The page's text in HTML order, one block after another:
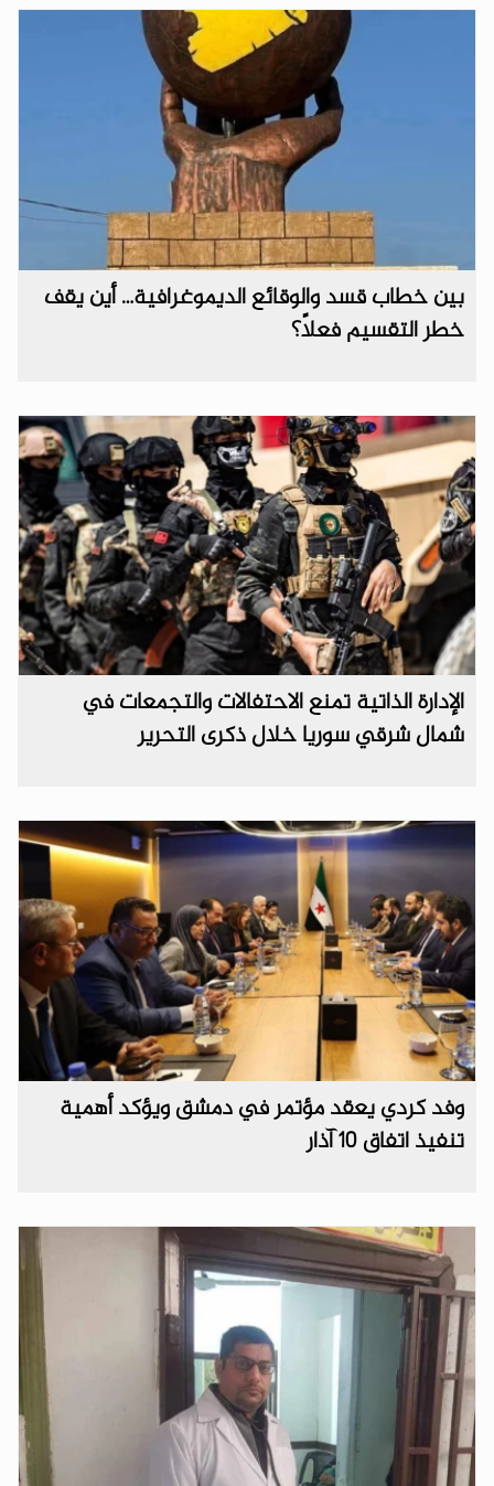
بين خطاب قسد والوقائع الديموغرافية… أين يقف
خطر التقسيم فعلاً؟
الإدارة الذاتية تمنع الاحتفالات والتجمعات في
شمال شرقي سوريا خلال ذكرى التحرير
وفد كردي يعقد مؤتمر في دمشق ويؤكد أهمية
تنفيذ اتفاق 10 آذار